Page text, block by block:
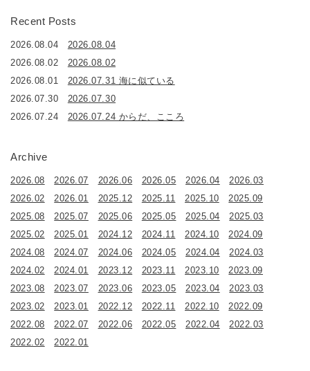
Recent Posts
2026.08.04
2026.08.04
2026.08.02
2026.08.02
2026.08.01
2026.07.31 海に似ている
2026.07.30
2026.07.30
2026.07.24
2026.07.24 からだ、こころ
Archive
2026.08 2026.07 2026.06 2026.05 2026.04
2026.03
2026.02
2026.01 2025.12 2025.11 2025.10
2025.09
2025.08
2025.07 2025.06 2025.05 2025.04
2025.03
2025.02
2025.01 2024.12 2024.11 2024.10
2024.09
2024.08
2024.07 2024.06 2024.05 2024.04
2024.03
2024.02
2024.01 2023.12 2023.11 2023.10
2023.09
2023.08
2023.07 2023.06 2023.05 2023.04
2023.03
2023.02
2023.01 2022.12 2022.11 2022.10
2022.09
2022.08
2022.07 2022.06 2022.05 2022.04
2022.03
2022.02
2022.01